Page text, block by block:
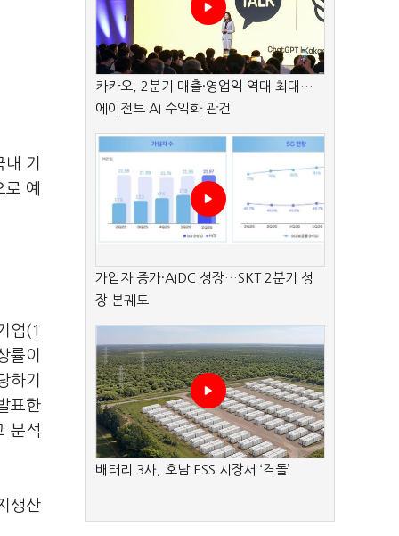
기
예
업(1
률이
하기
표한
분석
생산
카카오, 2분기 매출·영업익 역대 최대…
에이전트 AI 수익화 관건
가입자 증가·AIDC 성장…SKT 2분기 성
장 본궤도
배터리 3사, 호남 ESS 시장서 ‘격돌’